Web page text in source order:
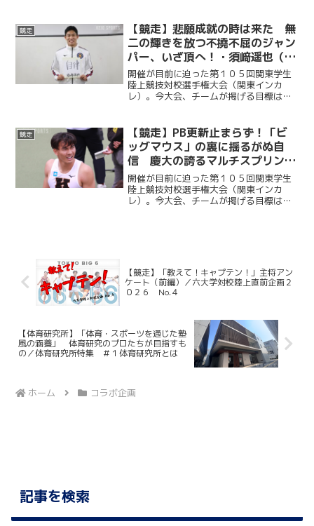
大舞台で１点でも多く掴み取るために部
員たちは全てを懸けてピークを...
競走
【競走】悲願成就の時は来た 無
二の輝きを放つ不撓不屈のジャン
パー、いざ頂へ！・須﨑遥也（前
編）／関東インカレ直前インタビ
ュー２０２６・第５弾
開催が目前に迫った第１０５回関東学生
陸上競技対校選手権大会（関東インカ
レ）。今大会、チームが掲げる目標は
大舞台で１点でも多く掴み取るために部
員たちは全てを懸けてピークを...
競走
【競走】PB更新止まらず！「ビ
ッグマウス」の裏に揺るがぬ自
信 慶大の誇るマルチスプリンタ
ーが目指すもの・林明良（後編）
／関東インカレ直前インタビュー
２０２６・第４弾
開催が目前に迫った第１０５回関東学生
陸上競技対校選手権大会（関東インカ
レ）。今大会、チームが掲げる目標は
【競走】「教えて！キャプテン！」主将アン
ケート（前編）／六大学対校陸上直前企画２
０２６ No.４
【体育研究所】「体育・スポーツを通じた塾
風の涵養」 体育研究のプロたちが目指すも
の／体育研究所特集 ＃１体育研究所とは
ホーム コラボ企画
記事を検索